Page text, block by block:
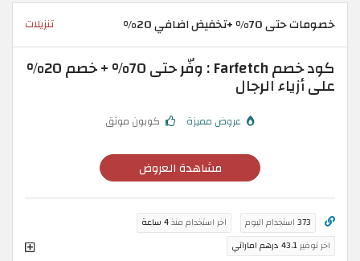
خصومات حتى 70% +تخفيض اضافي 20% تنزيلات
كود خصم Farfetch : وفّر حتى 70% + خصم 20%
على أزياء الرجال
عروض مميزة كوبون موثق
مشاهدة العروض
373 استخدام اليوم اخر استخدام منذ4 ساعة
اخر توفير43.1 درهم اماراتي